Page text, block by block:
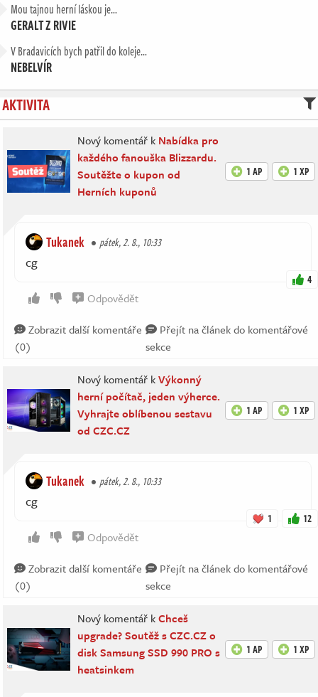
Mou tajnou herní láskou je…
GERALT Z RIVIE
V Bradavicích bych patřil do koleje…
NEBELVÍR
AKTIVITA
Nový komentář k Nabídka pro
každého fanouška Blizzardu.
Soutěžte o kupon od
Herních kuponů
1 AP 1 XP
Tukanek pátek, 2. 8., 10:33
cg
4
Odpovědět
Zobrazit další komentáře
(0)
Přejít na článek do komentářové
sekce
Nový komentář kVýkonný
herní počítač, jeden výherce.
Vyhrajte oblíbenou sestavu
od CZC.CZ
1 AP 1 XP
Tukanek pátek, 2. 8., 10:33
cg
1 12
Odpovědět
Zobrazit další komentáře
(0)
Přejít na článek do komentářové
sekce
Nový komentář kChceš
upgrade? Soutěž s CZC.CZ o
disk Samsung SSD 990 PRO s
heatsinkem
1 AP 1 XP